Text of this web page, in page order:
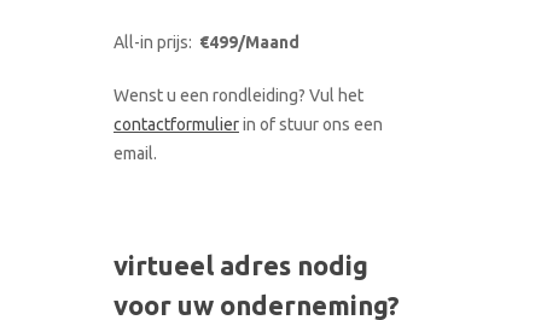
All-in prijs: €499/Maand
Wenst u een rondleiding? Vul het
contactformulierin of stuur ons een
email.
virtueel adres nodig
voor uw onderneming?